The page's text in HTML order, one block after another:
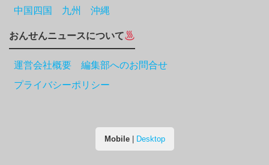
中国四国
九州 沖縄
おんせんニュースについて
運営会社概要 編集部へのお問合せ
プライバシーポリシー
Mobile| Desktop